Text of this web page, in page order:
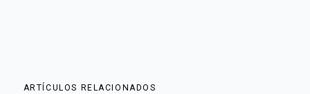
ARTÍCULOS RELACIONADOS